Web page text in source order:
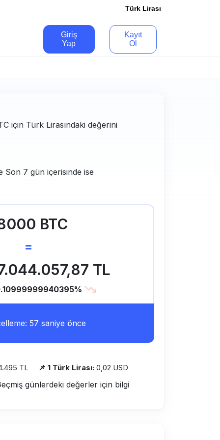
Türk Lirası
Giriş
Yap
Kayıt
Ol
için Türk Lirasındaki değerini
Son 7 gün içerisinde ise
BTC
=
TL
57 saniye önce
TL 📌 1 Türk Lirası: 0,02 USD
günlerdeki değerler için bilgi